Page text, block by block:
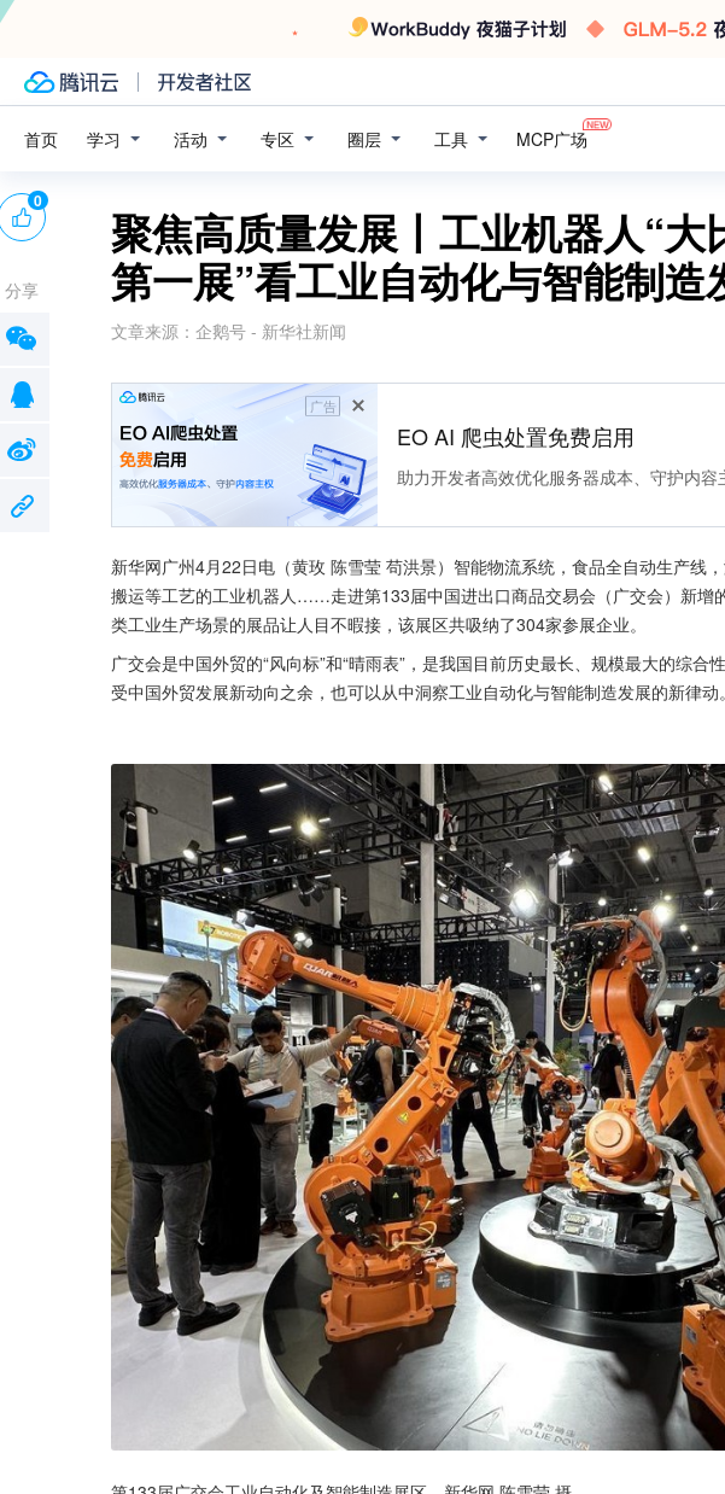
首页 学习 活动 专区 圈层 工具 MCP广场
聚焦高质量发展丨工业机器人“
第一展”看工业自动化与智能制造
文章来源： 企鹅号 - 新华社新闻
广告
EO AI 爬虫处置免费启用
助力开发者高效优化服务器成本、守护内容
新华网广州4月22日电（黄玫 陈雪莹 苟洪景）智能物流系统，食品全自动生产线
搬运等工艺的工业机器人……走进第133届中国进出口商品交易会（广交会）新增
类工业生产场景的展品让人目不暇接，该展区共吸纳了304家参展企业。
广交会是中国外贸的“风向标”和“晴雨表”，是我国目前历史最长、规模最大的综合
受中国外贸发展新动向之余，也可以从中洞察工业自动化与智能制造发展的新律动。
0
分享